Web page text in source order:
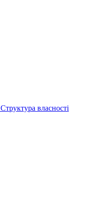
Структура власності